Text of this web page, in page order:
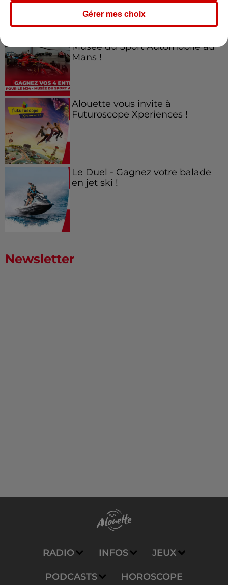
Musée du Sport Automobile au
Mans !
Alouette vous invite à
Futuroscope Xperiences !
Le Duel - Gagnez votre balade
en jet ski !
Newsletter
RADIO INFOS JEUX
PODCASTS HOROSCOPE
Gérer mes choix